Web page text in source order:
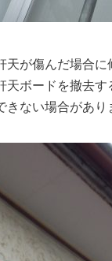
が傷んだ場合に
天ボードを撤去
きない場合があり